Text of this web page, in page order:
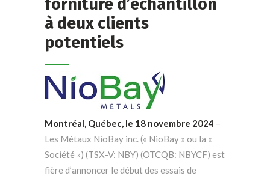
forniture d’échantillon
à deux clients
potentiels
Montréal, Québec, le 18 novembre 2024 –
Les Métaux NioBay inc. (« NioBay » ou la «
Société ») (TSX-V: NBY) (OTCQB: NBYCF) est
fière d’annoncer le début des essais de